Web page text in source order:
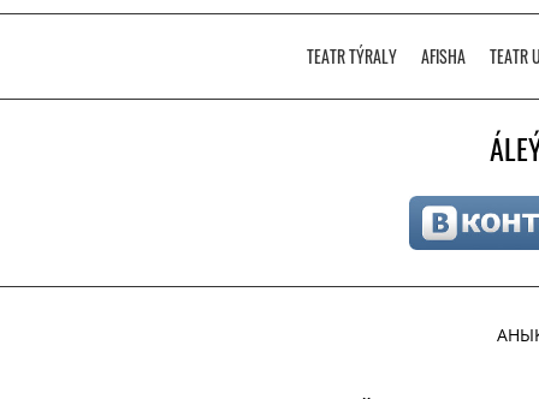
TEATR TÝRALY AFISHA TEATR